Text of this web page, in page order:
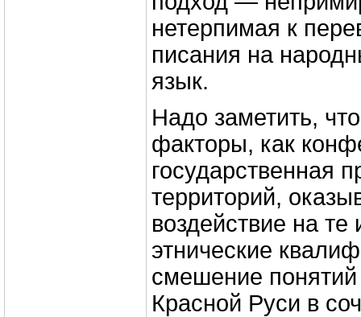
нетерпимая к
писания на
язык.
Надо заметить,
факторы, как
государственная
территорий,
воздействие на
этнические
смешение
Красной Руси в